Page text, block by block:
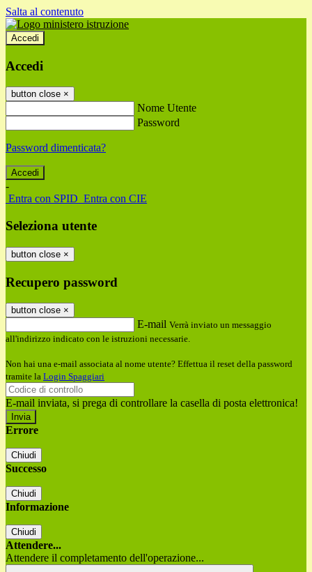
Salta al contenuto
Accedi
Accedi
button close ×
Nome Utente
Password
Password dimenticata?
-
Entra con SPID Entra con CIE
Seleziona utente
button close ×
Recupero password
button close ×
E-mail Verrà inviato un messaggio
all'indirizzo indicato con le istruzioni necessarie.
Non hai una e-mail associata al nome utente? Effettua il reset della password
tramite la Login Spaggiari
E-mail inviata, si prega di controllare la casella di posta elettronica!
Errore
Chiudi
Successo
Chiudi
Informazione
Chiudi
Attendere...
Attendere il completamento dell'operazione...